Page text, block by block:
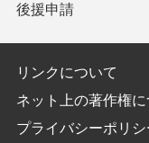
後援申請
リンクについて
ネット上の著作権に
プライバシーポリ